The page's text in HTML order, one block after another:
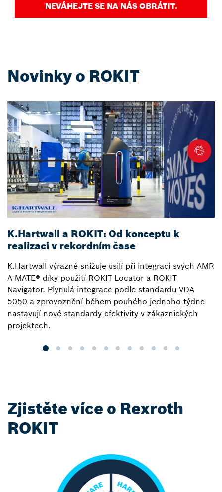
NEVÁHEJTE SE NA NÁS OBRÁTIT.
Novinky o ROKIT
K.Hartwall a ROKIT: Od konceptu k
realizaci v rekordním čase
K.Hartwall výrazně snižuje úsilí při integraci svých AMR
A-MATE® díky použití ROKIT Locator a ROKIT
Navigator. Plynulá integrace podle standardu VDA
5050 a zprovoznění během pouhého jednoho týdne
nastavují nové standardy efektivity v zákaznických
projektech.
Zjistěte více o Rexroth
ROKIT